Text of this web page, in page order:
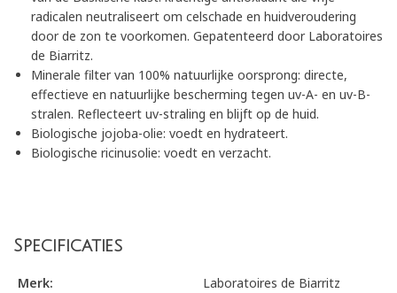
radicalen neutraliseert om celschade en huidveroudering
door de zon te voorkomen. Gepatenteerd door Laboratoires
de Biarritz.
Minerale filter van 100% natuurlijke oorsprong: directe,
effectieve en natuurlijke bescherming tegen uv-A- en uv-B-
stralen. Reflecteert uv-straling en blijft op de huid.
Biologische jojoba-olie: voedt en hydrateert.
Biologische ricinusolie: voedt en verzacht.
Specificaties
Merk:
Laboratoires de Biarritz